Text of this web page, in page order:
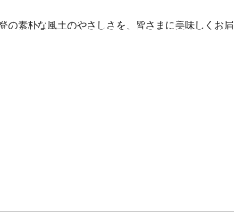
の素朴な風土のやさしさを、皆さまに美味しくお届